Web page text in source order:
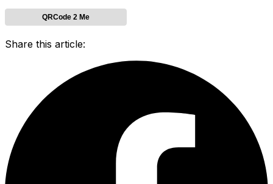
QRCode 2 Me
Share this article: